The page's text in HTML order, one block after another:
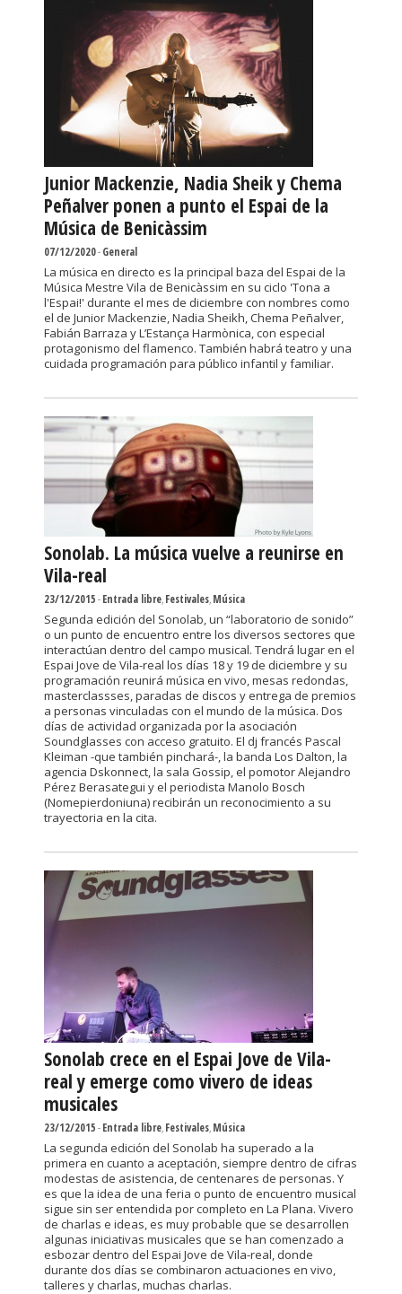
Junior Mackenzie, Nadia Sheik y Chema
Peñalver ponen a punto el Espai de la
Música de Benicàssim
07/12/2020-General
La música en directo es la principal baza del Espai de la
Música Mestre Vila de Benicàssim en su ciclo 'Tona a
l'Espai!' durante el mes de diciembre con nombres como
el de Junior Mackenzie, Nadia Sheikh, Chema Peñalver,
Fabián Barraza y L’Estança Harmònica, con especial
protagonismo del flamenco. También habrá teatro y una
cuidada programación para público infantil y familiar.
Sonolab. La música vuelve a reunirse en
Vila-real
23/12/2015-Entrada libre,Festivales,Música
Segunda edición del Sonolab, un “laboratorio de sonido”
o un punto de encuentro entre los diversos sectores que
interactúan dentro del campo musical. Tendrá lugar en el
Espai Jove de Vila-real los días 18 y 19 de diciembre y su
programación reunirá música en vivo, mesas redondas,
masterclassses, paradas de discos y entrega de premios
a personas vinculadas con el mundo de la música. Dos
días de actividad organizada por la asociación
Soundglasses con acceso gratuito. El dj francés Pascal
Kleiman -que también pinchará-, la banda Los Dalton, la
agencia Dskonnect, la sala Gossip, el pomotor Alejandro
Pérez Berasategui y el periodista Manolo Bosch
(Nomepierdoniuna) recibirán un reconocimiento a su
trayectoria en la cita.
Sonolab crece en el Espai Jove de Vila-
real y emerge como vivero de ideas
musicales
23/12/2015-Entrada libre,Festivales,Música
La segunda edición del Sonolab ha superado a la
primera en cuanto a aceptación, siempre dentro de cifras
modestas de asistencia, de centenares de personas. Y
es que la idea de una feria o punto de encuentro musical
sigue sin ser entendida por completo en La Plana. Vivero
de charlas e ideas, es muy probable que se desarrollen
algunas iniciativas musicales que se han comenzado a
esbozar dentro del Espai Jove de Vila-real, donde
durante dos días se combinaron actuaciones en vivo,
talleres y charlas, muchas charlas.